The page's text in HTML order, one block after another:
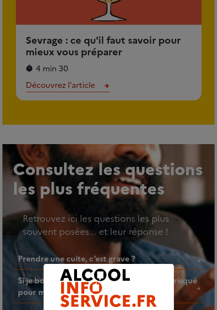
Sevrage : ce qu'il faut savoir pour
mieux vous préparer
4 min 30
Découvrez l'article
Consultez les questions
les plus fréquentes
Retrouvez ici les questions les plus
souvent posées... et leur réponse !
Prendre une cuite, c’est grave ?
Si je bois un verre d’alcool par jour, est-ce risqué
pour ma santé ?